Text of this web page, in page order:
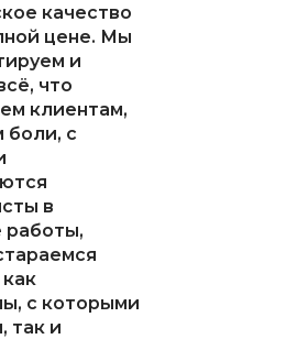
качество
цене. Мы
и
что
клиентам,
боли, с
в
работы,
с которыми
так и